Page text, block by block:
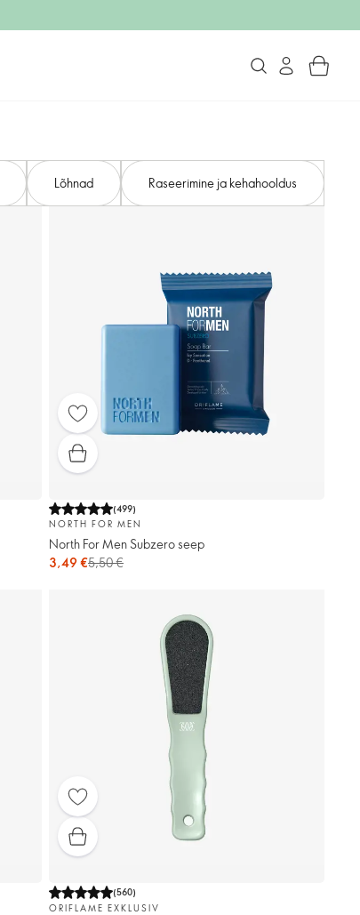
Lõhnad Raseerimine ja kehahooldus
(499)
NORTH FOR MEN
North For Men Subzero seep
3,49 €5,50 €
(560)
ORIFLAME EXKLUSIV